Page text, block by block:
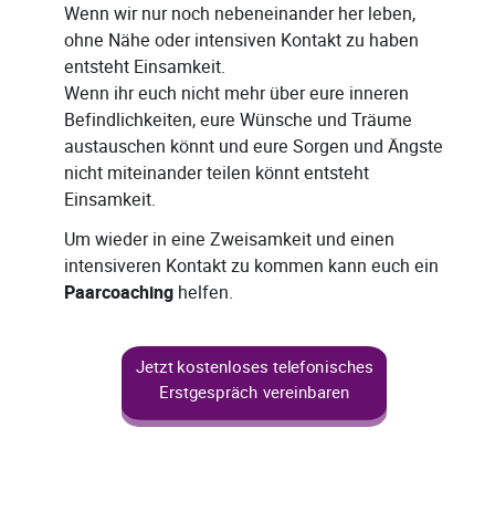
Wenn wir nur noch nebeneinander her leben,
ohne Nähe oder intensiven Kontakt zu haben
entsteht Einsamkeit.
Wenn ihr euch nicht mehr über eure inneren
Befindlichkeiten, eure Wünsche und Träume
austauschen könnt und eure Sorgen und Ängste
nicht miteinander teilen könnt entsteht
Einsamkeit.
Um wieder in eine Zweisamkeit und einen
intensiveren Kontakt zu kommen kann euch ein
Paarcoaching helfen.
Jetzt kostenloses telefonisches
Erstgespräch vereinbaren